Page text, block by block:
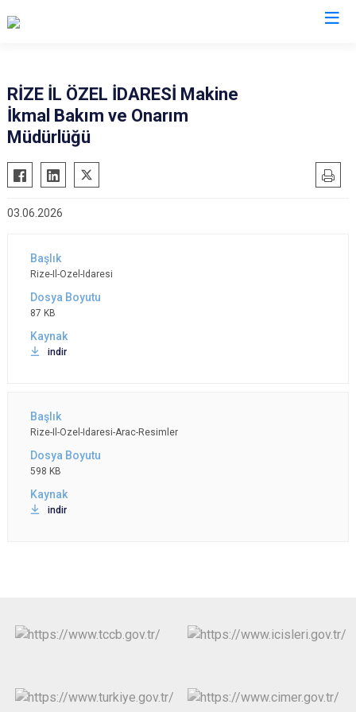
RİZE İL ÖZEL İDARESİ Makine
İkmal Bakım ve Onarım
Müdürlüğü
03.06.2026
Rize-Il-Ozel-Idaresi
87 KB
indir
Rize-Il-Ozel-Idaresi-Arac-Resimler
598 KB
indir